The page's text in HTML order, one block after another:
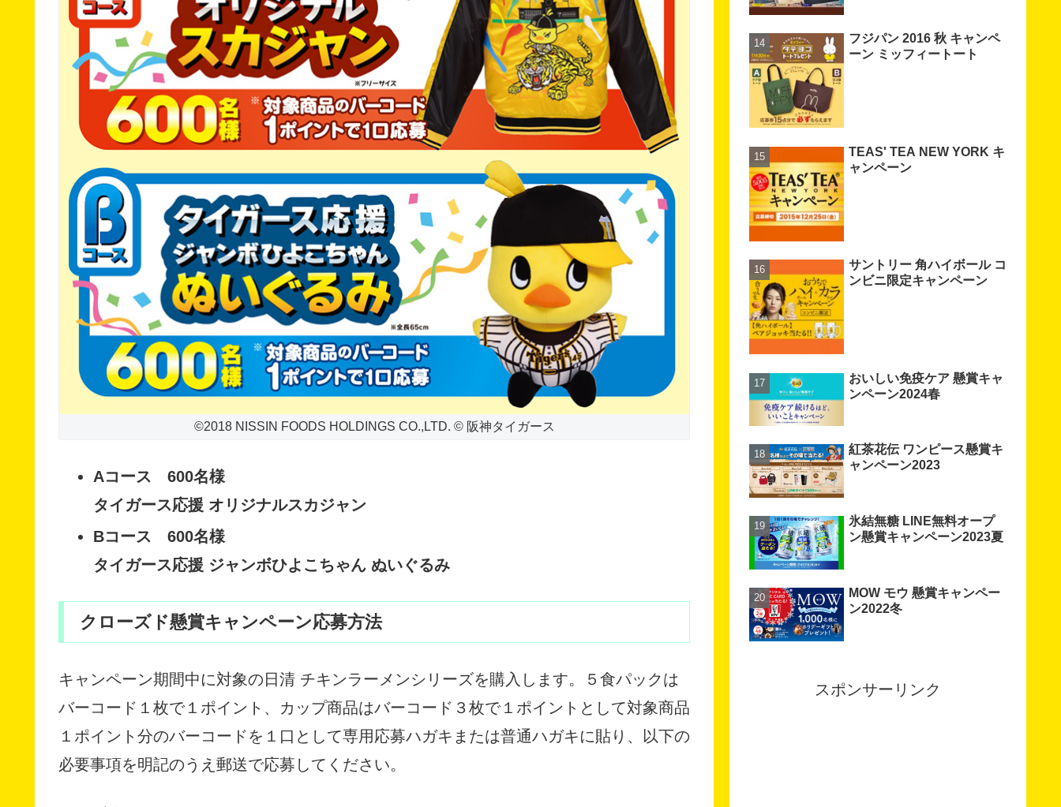
©2018 NISSIN FOODS HOLDINGS CO.,LTD. © 阪神タイガース
Aコース 600名様
タイガース応援 オリジナルスカジャン
Bコース 600名様
タイガース応援 ジャンボひよこちゃん ぬいぐるみ
クローズド懸賞キャンペーン応募方法
キャンペーン期間中に対象の日清 チキンラーメンシリーズを購入します。５食パックは
バーコード１枚で１ポイント、カップ商品はバーコード３枚で１ポイントとして対象商品
１ポイント分のバーコードを１口として専用応募ハガキまたは普通ハガキに貼り、以下の
必要事項を明記のうえ郵送で応募してください。
フジパン 2016 秋 キャンペ
ーン ミッフィートート
TEAS' TEA NEW YORK キ
ャンペーン
サントリー 角ハイボール コ
ンビニ限定キャンペーン
おいしい免疫ケア 懸賞キャ
ンペーン2024春
紅茶花伝 ワンピース懸賞キ
ャンペーン2023
氷結無糖 LINE無料オープ
ン懸賞キャンペーン2023夏
MOW モウ 懸賞キャンペー
ン2022冬
スポンサーリンク